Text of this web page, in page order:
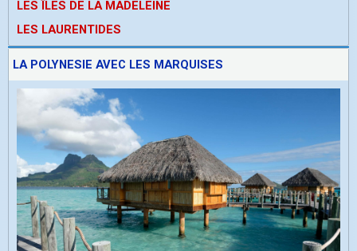
LES ÎLES DE LA MADELEINE
LES LAURENTIDES
LA POLYNESIE AVEC LES MARQUISES